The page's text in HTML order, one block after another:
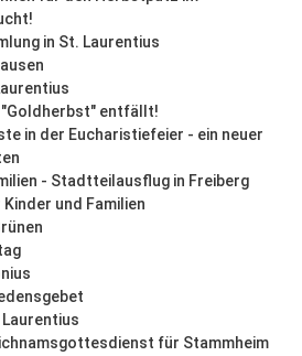
in St. Laurentius
entfällt!
in der Eucharistiefeier - ein neuer
- Stadtteilausflug in Freiberg
und Familien
für Stammheim